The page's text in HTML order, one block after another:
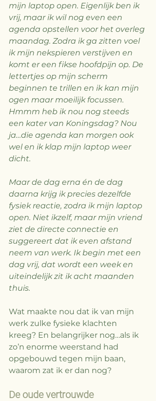
mijn laptop open. Eigenlijk ben ik
vrij, maar ik wil nog even een
agenda opstellen voor het overleg
maandag. Zodra ik ga zitten voel
ik mijn nekspieren verstijven en
komt er een fikse hoofdpijn op. De
lettertjes op mijn scherm
beginnen te trillen en ik kan mijn
ogen maar moeilijk focussen.
Hmmm heb ik nou nog steeds
een kater van Koningsdag? Nou
ja…die agenda kan morgen ook
wel en ik klap mijn laptop weer
dicht.
Maar de dag erna én de dag
daarna krijg ik precies dezelfde
fysiek reactie, zodra ik mijn laptop
open. Niet ikzelf, maar mijn vriend
ziet de directe connectie en
suggereert dat ik even afstand
neem van werk. Ik begin met een
dag vrij, dat wordt een week en
uiteindelijk zit ik acht maanden
thuis.
Wat maakte nou dat ik van mijn
werk zulke fysieke klachten
kreeg? En belangrijker nog…als ik
zo’n enorme weerstand had
opgebouwd tegen mijn baan,
waarom zat ik er dan nog?
De oude vertrouwde